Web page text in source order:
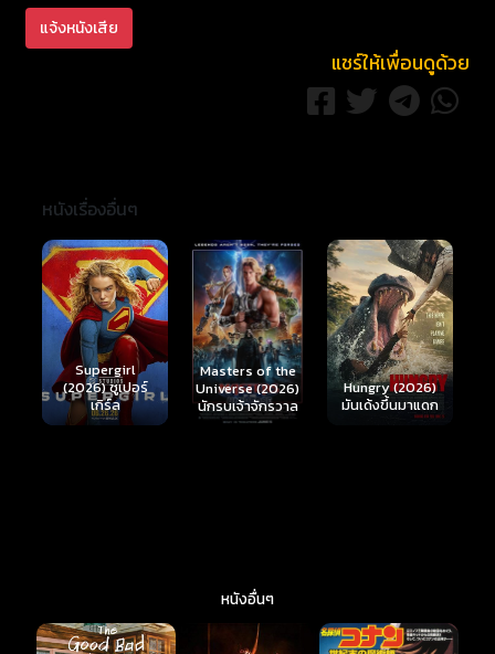
แจ้งหนังเสีย
แชร์ให้เพื่อนดูด้วย
หนังเรื่องอื่นๆ
Masters of the
Universe (2026)
นักรบเจ้าจักรวาล
Hungry (2026)
มันเด้งขึ้นมาแดก
Ready or Not 2:
Here I Come
(2026) เกมพร้อม
ตาย 2
หนังอื่นๆ